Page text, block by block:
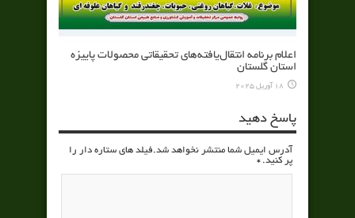
اعلام برنامه انتقال‌یافته‌های تحقیقاتی محصولات پاییزه
استان گلستان
18 آوریل 2025
پاسخ دهید
آدرس ایمیل شما منتشر نخواهد شد.فیلد های ستاره دار را
پر کنید.*